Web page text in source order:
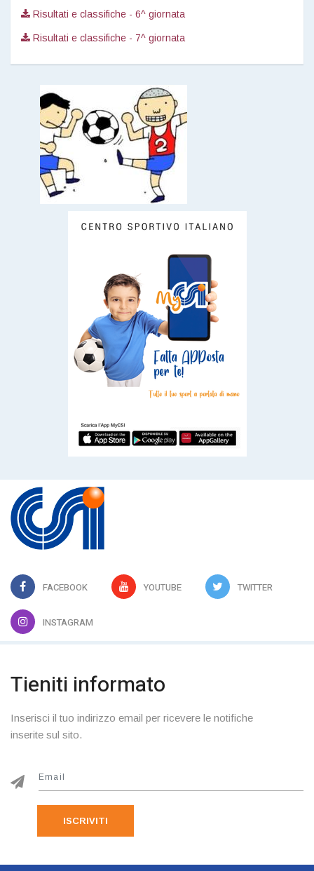
Risultati e classifiche - 6^ giornata
Risultati e classifiche - 7^ giornata
FACEBOOK YOUTUBE TWITTER
INSTAGRAM
Tieniti informato
Inserisci il tuo indirizzo email per ricevere le notifiche
inserite sul sito.
ISCRIVITI